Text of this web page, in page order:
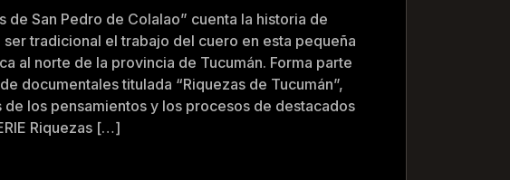
de San Pedro de Colalao” cuenta la historia de
tradicional el trabajo del cuero en esta pequeña
al norte de la provincia de Tucumán. Forma parte
documentales titulada “Riquezas de Tucumán”,
de los pensamientos y los procesos de destacados
Riquezas […]